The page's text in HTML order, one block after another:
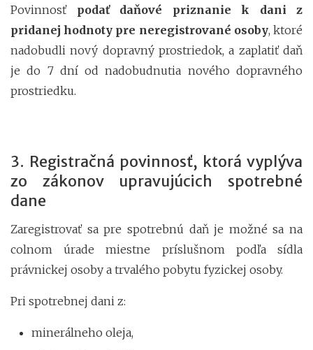
Povinnosť podať daňové priznanie k dani z
pridanej hodnoty pre neregistrované osoby, ktoré
nadobudli nový dopravný prostriedok, a zaplatiť daň
je do 7 dní od nadobudnutia nového dopravného
prostriedku.
3. Registračná povinnosť, ktorá vyplýva
zo zákonov upravujúcich spotrebné
dane
Zaregistrovať sa pre spotrebnú daň je možné sa na
colnom úrade miestne príslušnom podľa sídla
právnickej osoby a trvalého pobytu fyzickej osoby.
Pri spotrebnej dani z:
minerálneho oleja,